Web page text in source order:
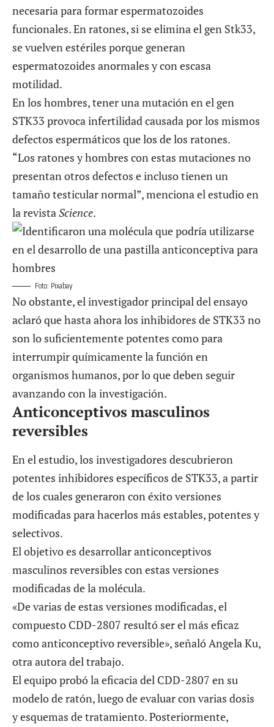
necesaria para formar espermatozoides
funcionales. En ratones, si se elimina el gen Stk33,
se vuelven estériles porque generan
espermatozoides anormales y con escasa
motilidad.
En los hombres, tener una mutación en el gen
STK33 provoca infertilidad causada por los mismos
defectos espermáticos que los de los ratones.
“Los ratones y hombres con estas mutaciones no
presentan otros defectos e incluso tienen un
tamaño testicular normal”, menciona el estudio en
la revistaScience.
Foto: Pixabay
No obstante, el investigador principal del ensayo
aclaró que hasta ahora los inhibidores de STK33 no
son lo suficientemente potentes como para
interrumpir químicamente la función en
organismos humanos, por lo que deben seguir
avanzando con la investigación.
Anticonceptivos masculinos
reversibles
En el estudio, los investigadores descubrieron
potentes inhibidores específicos de STK33, a partir
de los cuales generaron con éxito versiones
modificadas para hacerlos más estables, potentes y
selectivos.
El objetivo es desarrollar anticonceptivos
masculinos reversibles con estas versiones
modificadas de la molécula.
«De varias de estas versiones modificadas, el
compuesto CDD-2807 resultó ser el más eficaz
como anticonceptivo reversible», señaló Angela Ku,
otra autora del trabajo.
El equipo probó la eficacia del CDD-2807 en su
modelo de ratón, luego de evaluar con varias dosis
y esquemas de tratamiento. Posteriormente,